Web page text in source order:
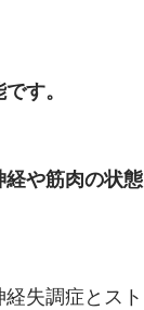
す。
や筋肉の状態
失調症とスト